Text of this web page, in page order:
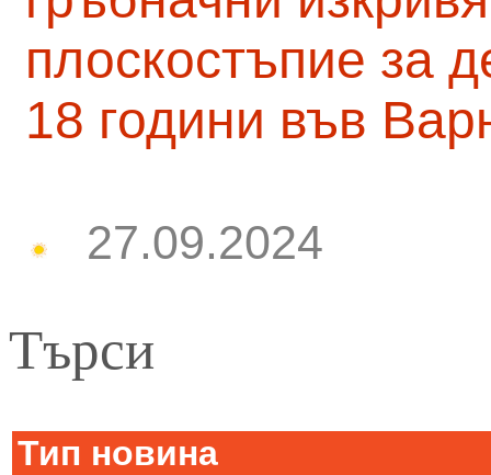
плоскостъпие за
18 години във
27.09.2024
Търси
Тип новина